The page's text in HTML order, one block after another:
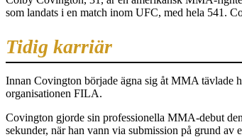
som landats i en match inom UFC, med hela 541.
Tidig karriär
Innan Covington började ägna sig åt MMA tävlade
organisationen FILA.
Covington gjorde sin professionella MMA-debut
sekunder, när han vann via submission på grund av